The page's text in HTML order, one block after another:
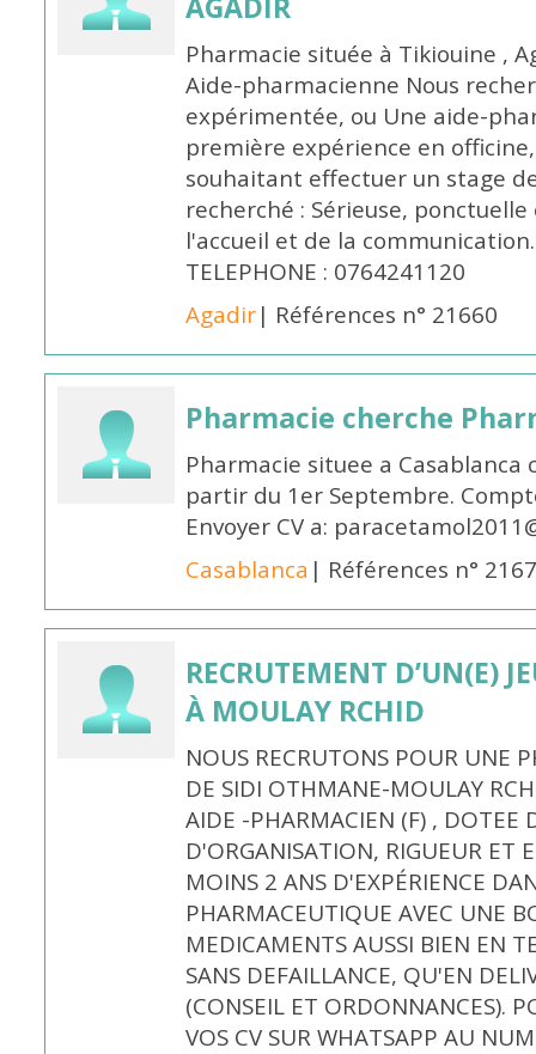
Pharmacie située à Tikiouine ,
Aide-pharmacienne Nous
expérimentée, ou Une aide-
première expérience en
souhaitant effectuer un stage
recherché : Sérieuse,
l'accueil et de la
TELEPHONE : 0764241120
Agadir| Références n° 21660
Pharmacie cherche
Pharmacie situee a
partir du 1er Septembre.
Envoyer CV a:
Casablanca | Références n°
RECRUTEMENT D’UN(E)
À MOULAY RCHID
NOUS RECRUTONS POUR UNE
DE SIDI OTHMANE-MOULAY
AIDE -PHARMACIEN (F) , DOTEE
D'ORGANISATION, RIGUEUR ET
MOINS 2 ANS D'EXPÉRIENCE
PHARMACEUTIQUE AVEC UNE
MEDICAMENTS AUSSI BIEN EN
SANS DEFAILLANCE, QU'EN
(CONSEIL ET ORDONNANCES).
VOS CV SUR WHATSAPP AU